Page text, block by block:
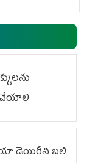
చేయాలి
డెయిరీని బలి